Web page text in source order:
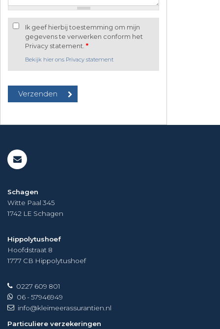
Ik geef hierbij toestemming om mijn
gegevens te verwerken conform het
Privacy statement. *
Bekijk hier ons Privacy statement
Schagen
Witte Paal 345
1742 LE Schagen
Hippolytushoef
Hoofdstraat 8
1777 CB Hippolytushoef
0227 609 801
06 - 57946949
info@kleimeerassurantien.nl
Particuliere verzekeringen